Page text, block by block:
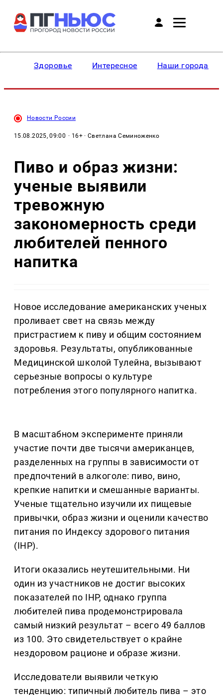
Здоровье Интересное Наши города
Новости России
15.08.2025, 09:00 · 16+ · Светлана Семиноженко
Пиво и образ жизни:
ученые выявили
тревожную
закономерность среди
любителей пенного
напитка
Новое исследование американских ученых
проливает свет на связь между
пристрастием к пиву и общим состоянием
здоровья. Результаты, опубликованные
Медицинской школой Тулейна, вызывают
серьезные вопросы о культуре
потребления этого популярного напитка.
В масштабном эксперименте приняли
участие почти две тысячи американцев,
разделенных на группы в зависимости от
предпочтений в алкоголе: пиво, вино,
крепкие напитки и смешанные варианты.
Ученые тщательно изучили их пищевые
привычки, образ жизни и оценили качество
питания по Индексу здорового питания
(IHP).
Итоги оказались неутешительными. Ни
один из участников не достиг высоких
показателей по IHP, однако группа
любителей пива продемонстрировала
самый низкий результат – всего 49 баллов
из 100. Это свидетельствует о крайне
нездоровом рационе и образе жизни.
Исследователи выявили четкую
тенденцию: типичный любитель пива – это